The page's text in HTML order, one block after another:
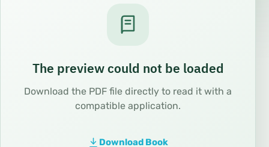
The preview could not be loaded
Download the PDF file directly to read it with a
compatible application.
Download Book